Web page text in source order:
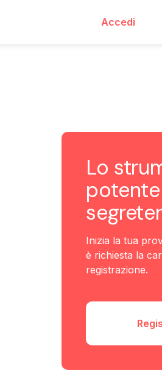
Accedi
Lo
Inizia la tua
è richiesta la
registrazione.